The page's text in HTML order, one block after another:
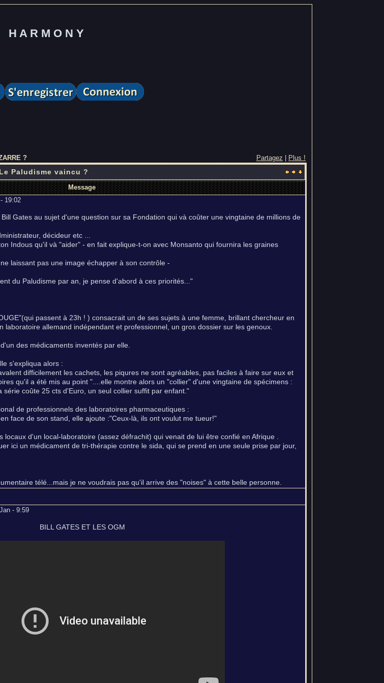
H A R M O N Y
? Partagez Plus !
Paludisme vaincu ?
Message
19:02
Gates au sujet d'une question sur sa Fondation qui và coûter une vingtaine de millions de
décideur etc ...
Indous qu'il và "aider" - en fait explique-t-on avec Monsanto qui fournira les graines
laissant pas une image échapper à son contrôle -
du Paludisme par an, je pense d'abord à ces priorités..."
passent à 23h ! ) consacrait un de ses sujets à une femme, brillant chercheur en
laboratoire allemand indépendant et professionnel, un gros dossier sur les genoux.
des médicaments inventés par elle.
s'expliqua alors :
difficilement les cachets, les piqures ne sont agréables, pas faciles à faire sur eux et
qu'il a été mis au point "....elle montre alors un "collier" d'une vingtaine de spécimens :
coûte 25 cts d'Euro, un seul collier suffit par enfant."
de professionnels des laboratoires pharmaceutiques :
face de son stand, elle ajoute :"Ceux-là, ils ont voulut me tueur!"
d'un local-laboratoire (assez défrachit) qui venait de lui être confié en Afrique .
ici un médicament de tri-thérapie contre le sida, qui se prend en une seule prise par jour,
télé...mais je ne voudrais pas qu'il arrive des "noises" à cette belle personne.
- 9:59
BILL GATES ET LES OGM